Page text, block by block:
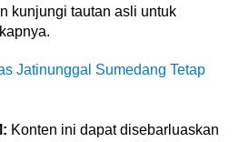
kunjungi tautan asli untuk
Jatinunggal Sumedang Tetap
Konten ini dapat disebarluaskan